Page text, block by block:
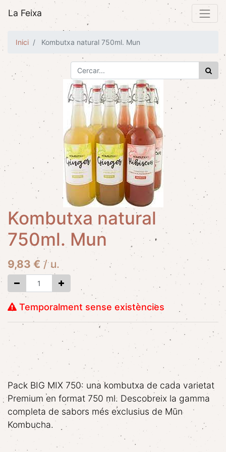
La Feixa
Inici Kombutxa natural 750ml. Mun
Kombutxa natural
750ml. Mun
9,83 € /u.
Temporalment sense existències
Pack BIG MIX 750: una kombutxa de cada varietat
Premium en format 750 ml. Descobreix la gamma
completa de sabors més exclusius de Mūn
Kombucha.